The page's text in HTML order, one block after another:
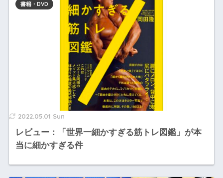
2022.05.01 Sun
レビュー：「世界一細かすぎる筋トレ図鑑」が本
当に細かすぎる件
書籍・DVD